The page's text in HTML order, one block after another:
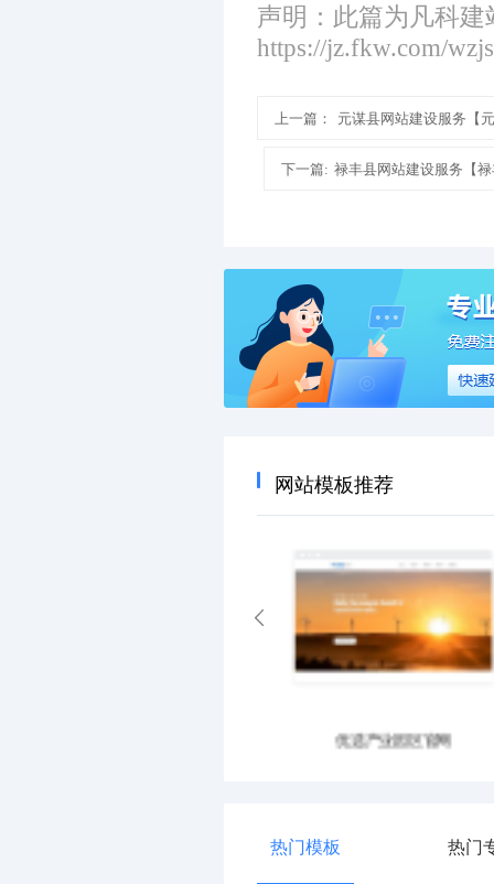
声明：此篇为凡科
https://jz.fkw.com/
上一篇： 元谋县网站建设服务【
下一篇: 禄丰县网站建设服务【
网站模板推荐
优选摩托车企业官网
热门模板 热门